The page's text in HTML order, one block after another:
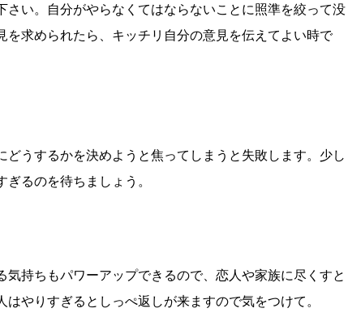
い。自分がやらなくてはならないことに照準を絞って没
求められたら、キッチリ自分の意見を伝えてよい時で
うするかを決めようと焦ってしまうと失敗します。少し
るのを待ちましょう。
持ちもパワーアップできるので、恋人や家族に尽くすと
やりすぎるとしっぺ返しが来ますので気をつけて。